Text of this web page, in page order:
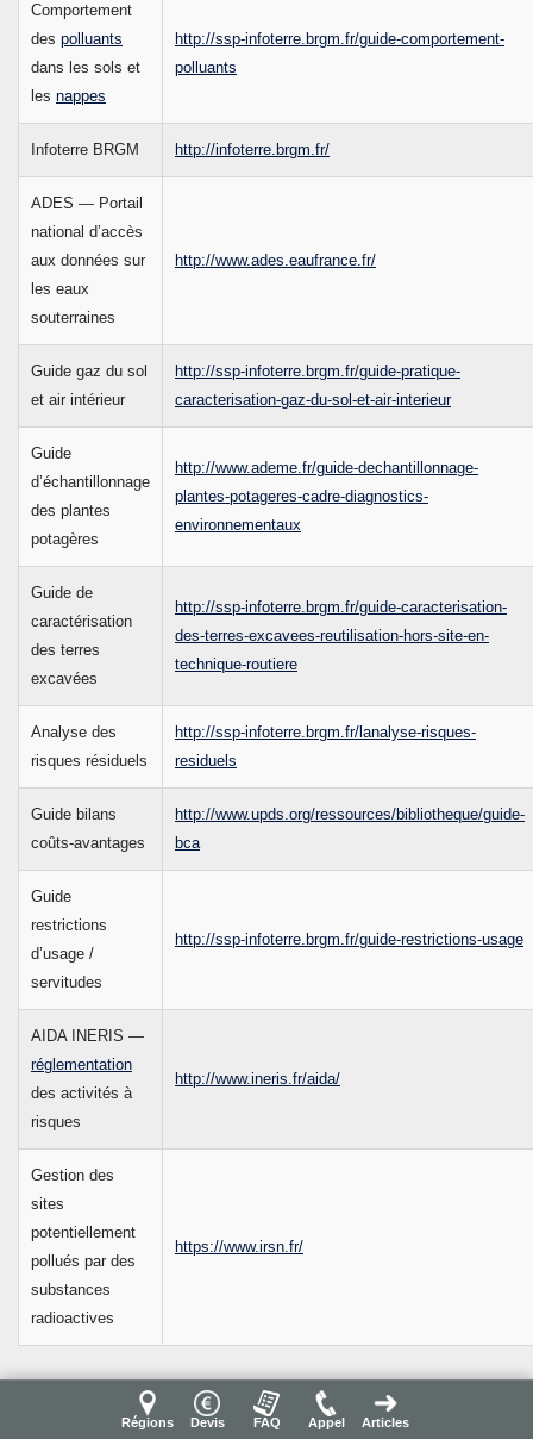
Comportement
des polluants
dans les sols et
les nappes
http://ssp-infoterre.brgm.fr/guide-comportement-
polluants
Infoterre BRGM http://infoterre.brgm.fr/
ADES — Portail
national d’accès
aux données sur
les eaux
souterraines
http://www.ades.eaufrance.fr/
Guide gaz du sol
et air intérieur
http://ssp-infoterre.brgm.fr/guide-pratique-
caracterisation-gaz-du-sol-et-air-interieur
Guide
d’échantillonnage
des plantes
potagères
http://www.ademe.fr/guide-dechantillonnage-
plantes-potageres-cadre-diagnostics-
environnementaux
Guide de
caractérisation
des terres
excavées
http://ssp-infoterre.brgm.fr/guide-caracterisation-
des-terres-excavees-reutilisation-hors-site-en-
technique-routiere
Analyse des
risques résiduels
http://ssp-infoterre.brgm.fr/lanalyse-risques-
residuels
Guide bilans
coûts-avantages
http://www.upds.org/ressources/bibliotheque/guide-
bca
Guide
restrictions
d’usage /
servitudes
http://ssp-infoterre.brgm.fr/guide-restrictions-usage
AIDA INERIS —
réglementation
des activités à
risques
http://www.ineris.fr/aida/
Gestion des
sites
potentiellement
pollués par des
substances
radioactives
https://www.irsn.fr/
Voir aussi :
Régions Devis FAQ Appel Articles